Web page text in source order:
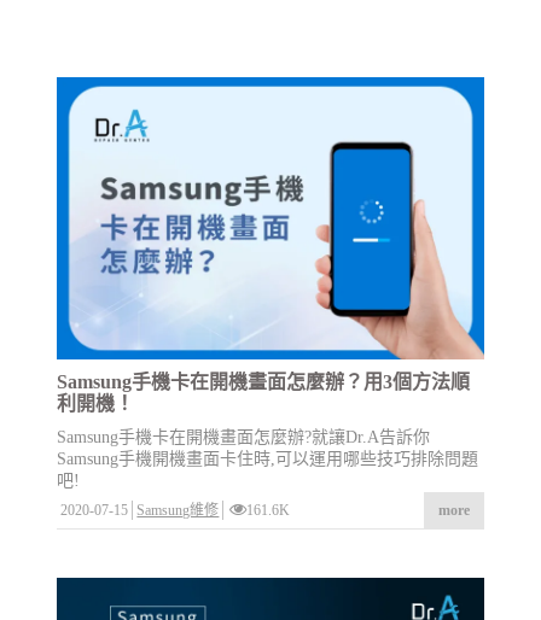
Samsung手機卡在開機畫面怎麼辦？用3個方法順
利開機！
Samsung手機卡在開機畫面怎麼辦?就讓Dr.A告訴你
Samsung手機開機畫面卡住時,可以運用哪些技巧排除問題
吧!
2020-07-15 Samsung維修 161.6K more